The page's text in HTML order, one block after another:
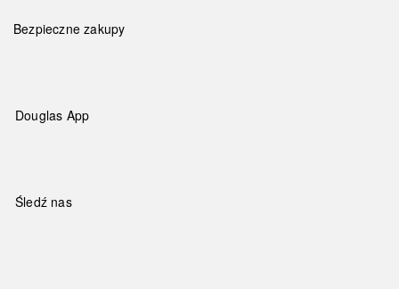
Bezpieczne zakupy
Douglas App
Śledź nas